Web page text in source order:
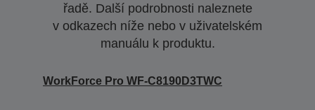
řadě. Další podrobnosti naleznete
v odkazech níže nebo v uživatelském
manuálu k produktu.
WorkForce Pro WF-C8190D3TWC